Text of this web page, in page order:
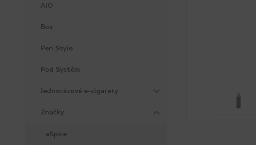
AIO
Box
Pen Style
Pod Systém
Jednorázové e-cigarety
Značky
aSpire